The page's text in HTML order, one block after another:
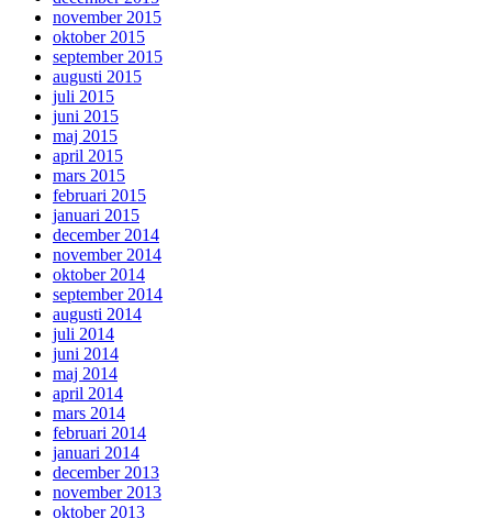
november 2015
oktober 2015
september 2015
augusti 2015
juli 2015
juni 2015
maj 2015
april 2015
mars 2015
februari 2015
januari 2015
december 2014
november 2014
oktober 2014
september 2014
augusti 2014
juli 2014
juni 2014
maj 2014
april 2014
mars 2014
februari 2014
januari 2014
december 2013
november 2013
oktober 2013